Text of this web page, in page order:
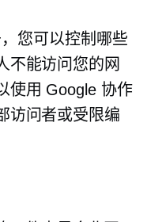
您可以控制哪些
不能访问您的网
使用 Google 协作
访问者或受限编